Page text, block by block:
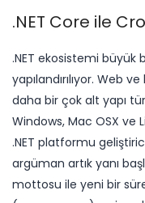
.NET Core ile
​​​.NET ekosistemi büyük
yapılandırılıyor. Web
daha bir çok alt yapı
Windows, Mac OSX ve
.NET platformu
argüman artık yanı
mottosu ile yeni bir